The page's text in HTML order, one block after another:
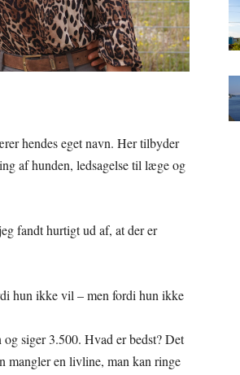
hendes eget navn. Her tilbyder
af hunden, ledsagelse til læge og
fandt hurtigt ud af, at der er
hun ikke vil – men fordi hun ikke
siger 3.500. Hvad er bedst? Det
mangler en livline, man kan ringe